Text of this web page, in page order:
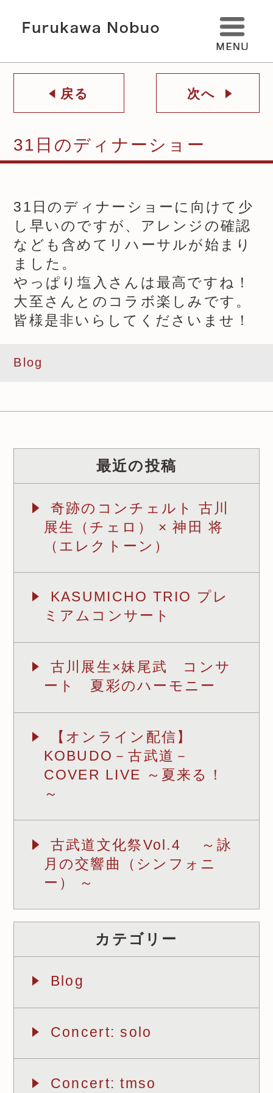
戻る 次へ
31日のディナーショー
31日のディナーショーに向けて少
し早いのですが、アレンジの確認
なども含めてリハーサルが始まり
ました。
やっぱり塩入さんは最高ですね！
大至さんとのコラボ楽しみです。
皆様是非いらしてくださいませ！
Blog
最近の投稿
奇跡のコンチェルト 古川
展生（チェロ） × 神田 将
（エレクトーン）
KASUMICHO TRIO プレ
ミアムコンサート
古川展生×妹尾武 コンサ
ート 夏彩のハーモニー
【オンライン配信】
KOBUDO－古武道－
COVER LIVE ～夏来る！
～
古武道文化祭Vol.4 ～詠
月の交響曲（シンフォニ
ー） ～
カテゴリー
Blog
Concert: solo
Concert: tmso